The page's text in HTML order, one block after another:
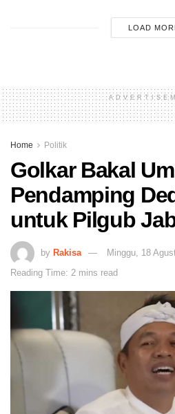
LOAD
Home Politik
Golkar Bakal
Pendamping
untuk Pilgub
by Rakisa
Minggu, 18
Reading Time: 2 mins read